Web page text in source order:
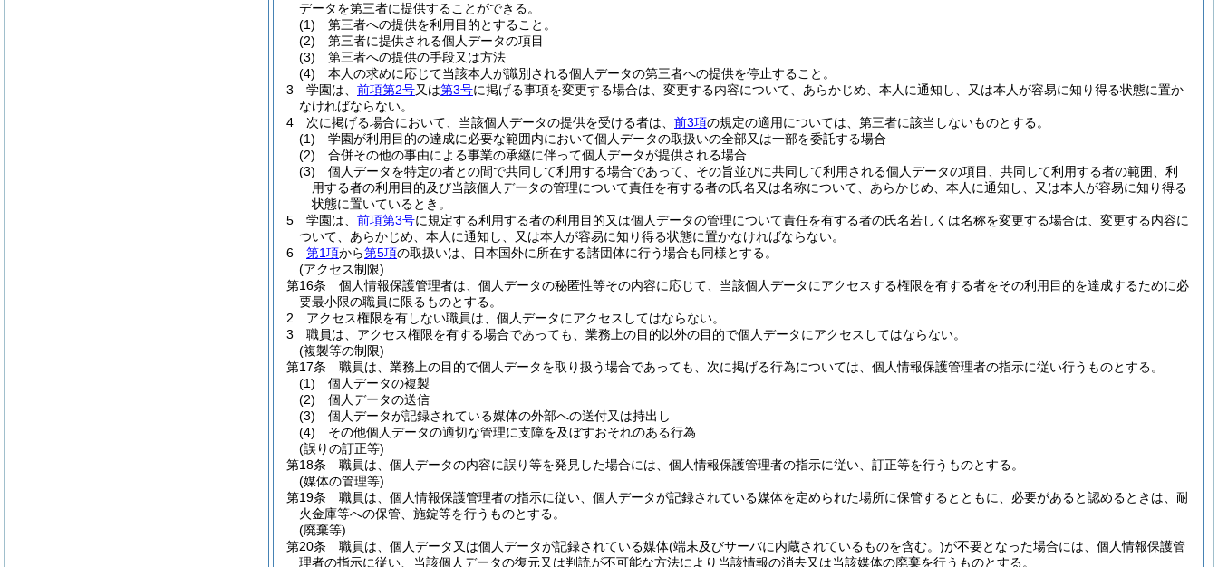
データを第三者に提供することができる。
(1)
第三者への提供を利用目的とすること。
(2)
第三者に提供される個人データの項目
(3)
第三者への提供の手段又は方法
(4)
本人の求めに応じて当該本人が識別される個人データの第三者への提供を停止すること。
3
学園は、 前項第2号又は第3号に掲げる事項を変更する場合は、変更する内容について、あらかじめ、本人に通知し、又は本人が容易に知り得る状態に置か
なければならない。
4
次に掲げる場合において、当該個人データの提供を受ける者は、 前3項の規定の適用については、第三者に該当しないものとする。
(1)
学園が利用目的の達成に必要な範囲内において個人データの取扱いの全部又は一部を委託する場合
(2)
合併その他の事由による事業の承継に伴って個人データが提供される場合
(3)
個人データを特定の者との間で共同して利用する場合であって、その旨並びに共同して利用される個人データの項目、共同して利用する者の範囲、利
用する者の利用目的及び当該個人データの管理について責任を有する者の氏名又は名称について、あらかじめ、本人に通知し、又は本人が容易に知り得る
状態に置いているとき。
5
学園は、 前項第3号に規定する利用する者の利用目的又は個人データの管理について責任を有する者の氏名若しくは名称を変更する場合は、変更する内容に
ついて、あらかじめ、本人に通知し、又は本人が容易に知り得る状態に置かなければならない。
6
第1項から第5項の取扱いは、日本国外に所在する諸団体に行う場合も同様とする。
(アクセス制限)
第16条
個人情報保護管理者は、個人データの秘匿性等その内容に応じて、当該個人データにアクセスする権限を有する者をその利用目的を達成するために必
要最小限の職員に限るものとする。
2
アクセス権限を有しない職員は、個人データにアクセスしてはならない。
3
職員は、アクセス権限を有する場合であっても、業務上の目的以外の目的で個人データにアクセスしてはならない。
(複製等の制限)
第17条
職員は、業務上の目的で個人データを取り扱う場合であっても、次に掲げる行為については、個人情報保護管理者の指示に従い行うものとする。
(1)
個人データの複製
(2)
個人データの送信
(3)
個人データが記録されている媒体の外部への送付又は持出し
(4)
その他個人データの適切な管理に支障を及ぼすおそれのある行為
(誤りの訂正等)
第18条
職員は、個人データの内容に誤り等を発見した場合には、個人情報保護管理者の指示に従い、訂正等を行うものとする。
(媒体の管理等)
第19条
職員は、個人情報保護管理者の指示に従い、個人データが記録されている媒体を定められた場所に保管するとともに、必要があると認めるときは、耐
火金庫等への保管、施錠等を行うものとする。
(廃棄等)
第20条
職員は、個人データ又は個人データが記録されている媒体(端末及びサーバに内蔵されているものを含む。)が不要となった場合には、個人情報保護管
理者の指示に従い、当該個人データの復元又は判読が不可能な方法により当該情報の消去又は当該媒体の廃棄を行うものとする。